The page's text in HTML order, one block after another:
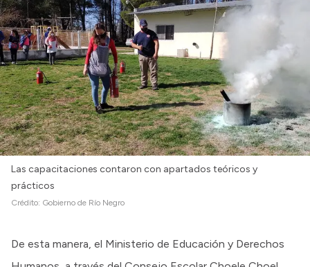
Las capacitaciones contaron con apartados teóricos y
prácticos
Crédito: Gobierno de Río Negro
De esta manera, el Ministerio de Educación y Derechos